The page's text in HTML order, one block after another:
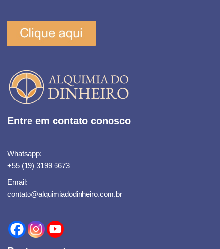
Entre em contato conosco
Whatsapp:
+55 (19) 3199 6673
Email:
contato@alquimiadodinheiro.com.br